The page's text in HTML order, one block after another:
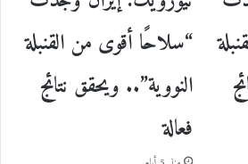
“سلاحًا أقوى من القنبلة
النووية”.. ويحقق نتائج
فعالة